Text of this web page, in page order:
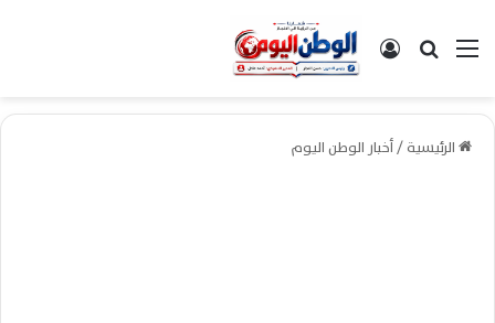
القائمةبحث عن تسجيل الدخول
الرئيسية/أخبار الوطن اليوم